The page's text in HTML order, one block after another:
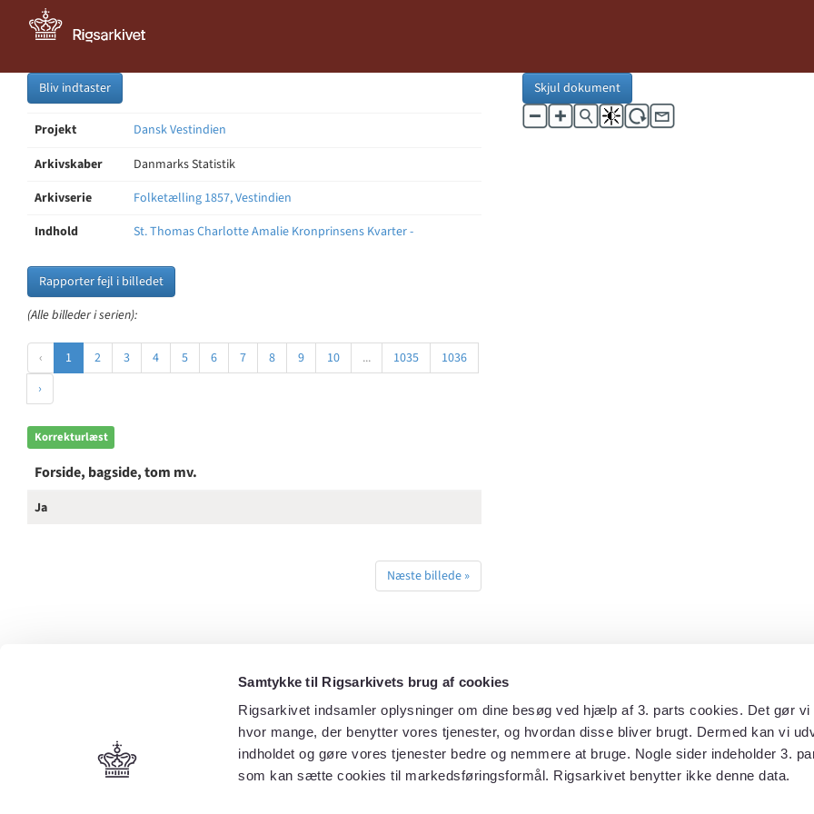
Samtykke til Rigsarkivets brug af cookies
Rigsarkivet indsamler oplysninger om dine besøg ved hjælp af 3. parts cookies. Det gør vi
hvor mange, der benytter vores tjenester, og hvordan disse bliver brugt. Dermed kan vi
indholdet og gøre vores tjenester bedre og nemmere at bruge. Nogle sider indeholder 3.
som kan sætte cookies til markedsføringsformål. Rigsarkivet benytter ikke denne data.
Bliv indtaster
Projekt
Dansk Vestindien
Arkivskaber
Danmarks Statistik
Arkivserie
Folketælling 1857, Vestindien
Indhold
St. Thomas Charlotte Amalie Kronprinsens Kvarter -
Rapporter fejl i billedet
(Alle billeder i serien):
‹ 1 2 3 4 5 6 7 8 9 10 ... 1035
1036
›
Korrekturlæst
Forside, bagside, tom mv.
Ja
Næste billede »
Skjul dokument